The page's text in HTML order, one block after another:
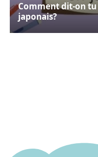
Comment dit-on tu
japonais?